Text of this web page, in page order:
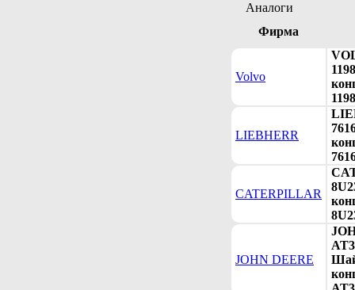
Аналоги
Фирма
Volvo
LIEBHERR
CATERPILLAR
JOHN DEERE